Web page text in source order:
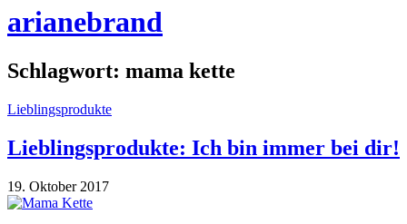
arianebrand
Schlagwort: mama kette
Lieblingsprodukte
Lieblingsprodukte: Ich bin immer bei dir!
19. Oktober 2017